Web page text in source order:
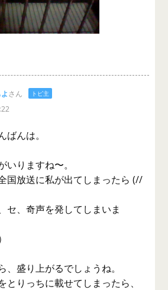
さん トピ主
ばんは。
いりますね〜。
国放送に私が出てしまったら (//
セ、奇声を発してしまいま
、盛り上がるでしょうね。
とりっちに載せてしまったら、